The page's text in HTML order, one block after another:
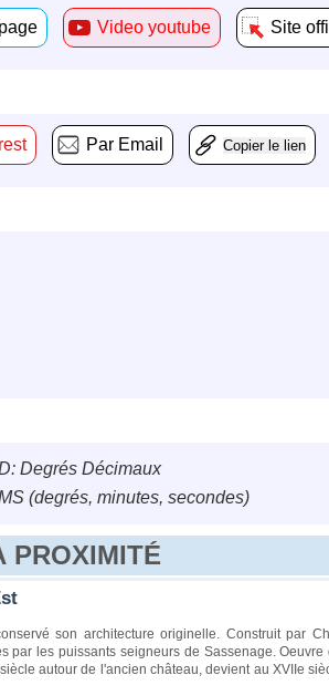
Video youtube Site
Par Email Copier le lien
Degrés Décimaux
(degrés, minutes, secondes)
PROXIMITÉ
son architecture originelle. Construit par
les puissants seigneurs de Sassenage. Oeuvre
autour de l'ancien château, devient au XVIIe